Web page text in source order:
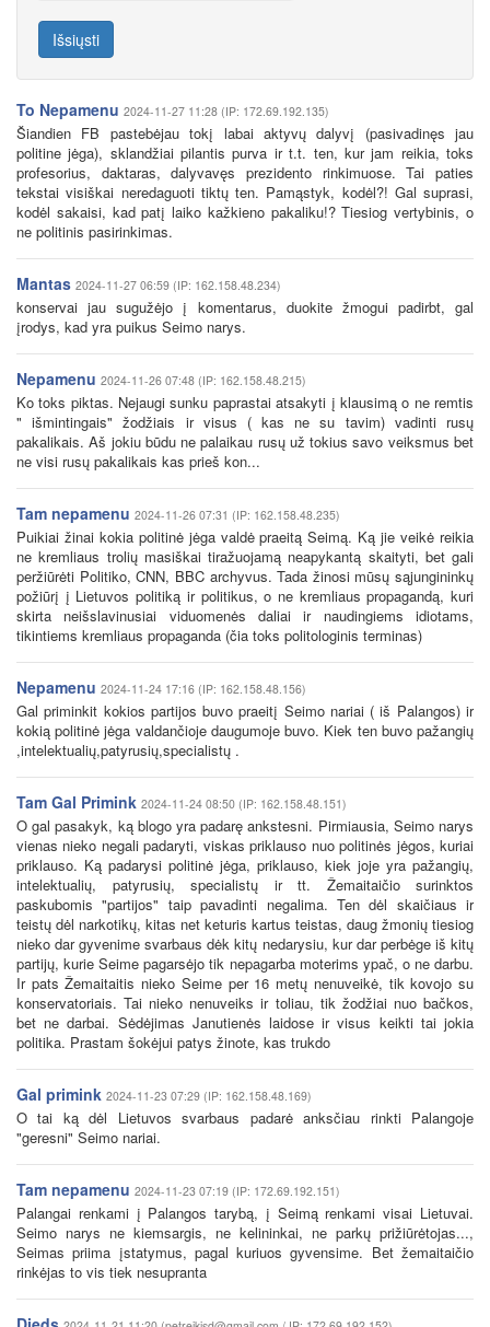
Išsiųsti
To Nepamenu 2024-11-27 11:28 (IP: 172.69.192.135)
Šiandien FB pastebėjau tokį labai aktyvų dalyvį (pasivadinęs jau
politine jėga), sklandžiai pilantis purva ir t.t. ten, kur jam reikia, toks
profesorius, daktaras, dalyvavęs prezidento rinkimuose. Tai paties
tekstai visiškai neredaguoti tiktų ten. Pamąstyk, kodėl?! Gal suprasi,
kodėl sakaisi, kad patį laiko kažkieno pakaliku!? Tiesiog vertybinis, o
ne politinis pasirinkimas.
Mantas 2024-11-27 06:59 (IP: 162.158.48.234)
konservai jau sugužėjo į komentarus, duokite žmogui padirbt, gal
įrodys, kad yra puikus Seimo narys.
Nepamenu 2024-11-26 07:48 (IP: 162.158.48.215)
Ko toks piktas. Nejaugi sunku paprastai atsakyti į klausimą o ne remtis
" išmintingais" žodžiais ir visus ( kas ne su tavim) vadinti rusų
pakalikais. Aš jokiu būdu ne palaikau rusų už tokius savo veiksmus bet
ne visi rusų pakalikais kas prieš kon...
Tam nepamenu 2024-11-26 07:31 (IP: 162.158.48.235)
Puikiai žinai kokia politinė jėga valdė praeitą Seimą. Ką jie veikė reikia
ne kremliaus trolių masiškai tiražuojamą neapykantą skaityti, bet gali
peržiūrėti Politiko, CNN, BBC archyvus. Tada žinosi mūsų sąjungininkų
požiūrį į Lietuvos politiką ir politikus, o ne kremliaus propagandą, kuri
skirta neišslavinusiai viduomenės daliai ir naudingiems idiotams,
tikintiems kremliaus propaganda (čia toks politologinis terminas)
Nepamenu 2024-11-24 17:16 (IP: 162.158.48.156)
Gal priminkit kokios partijos buvo praeitį Seimo nariai ( iš Palangos) ir
kokią politinė jėga valdančioje daugumoje buvo. Kiek ten buvo pažangių
,intelektualių,patyrusių,specialistų .
Tam Gal Primink 2024-11-24 08:50 (IP: 162.158.48.151)
O gal pasakyk, ką blogo yra padarę ankstesni. Pirmiausia, Seimo narys
vienas nieko negali padaryti, viskas priklauso nuo politinės jėgos, kuriai
priklauso. Ką padarysi politinė jėga, priklauso, kiek joje yra pažangių,
intelektualių, patyrusių, specialistų ir tt. Žemaitaičio surinktos
paskubomis "partijos" taip pavadinti negalima. Ten dėl skaičiaus ir
teistų dėl narkotikų, kitas net keturis kartus teistas, daug žmonių tiesiog
nieko dar gyvenime svarbaus dėk kitų nedarysiu, kur dar perbėge iš kitų
partijų, kurie Seime pagarsėjo tik nepagarba moterims ypač, o ne darbu.
Ir pats Žemaitaitis nieko Seime per 16 metų nenuveikė, tik kovojo su
konservatoriais. Tai nieko nenuveiks ir toliau, tik žodžiai nuo bačkos,
bet ne darbai. Sėdėjimas Janutienės laidose ir visus keikti tai jokia
politika. Prastam šokėjui patys žinote, kas trukdo
Gal primink 2024-11-23 07:29 (IP: 162.158.48.169)
O tai ką dėl Lietuvos svarbaus padarė anksčiau rinkti Palangoje
"geresni" Seimo nariai.
Tam nepamenu 2024-11-23 07:19 (IP: 172.69.192.151)
Palangai renkami į Palangos tarybą, į Seimą renkami visai Lietuvai.
Seimo narys ne kiemsargis, ne kelininkai, ne parkų prižiūrėtojas...,
Seimas priima įstatymus, pagal kuriuos gyvensime. Bet žemaitaičio
rinkėjas to vis tiek nesupranta